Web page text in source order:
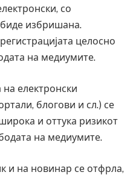
со
избришана.
целосно
на медиумите.
електронски
блогови и сл.) се
и оттука ризикот
на медиумите.
и на новинар се отфрла,